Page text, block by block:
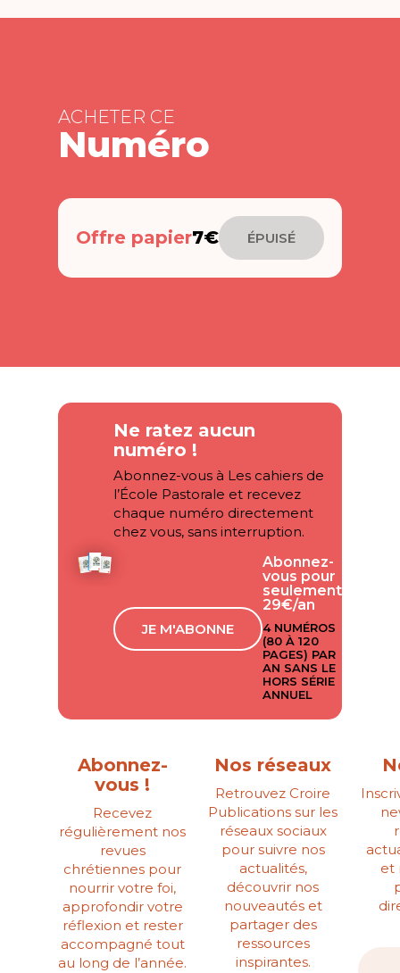
ACHETER CE
Numéro
Offre papier7€ ÉPUISÉ
Ne ratez aucun
numéro !
Abonnez-vous à Les cahiers de
l’École Pastorale et recevez
chaque numéro directement
chez vous, sans interruption.
JE M'ABONNE
Abonnez-
vous pour
seulement
29€/an
4 NUMÉROS
(80 À 120
PAGES) PAR
AN SANS LE
HORS SÉRIE
ANNUEL
Abonnez-
vous !
Recevez
régulièrement nos
revues
chrétiennes pour
nourrir votre foi,
approfondir votre
réflexion et rester
accompagné tout
au long de l’année.
Nos réseaux
Retrouvez Croire
Publications sur les
réseaux sociaux
pour suivre nos
actualités,
découvrir nos
nouveautés et
partager des
ressources
inspirantes.
et